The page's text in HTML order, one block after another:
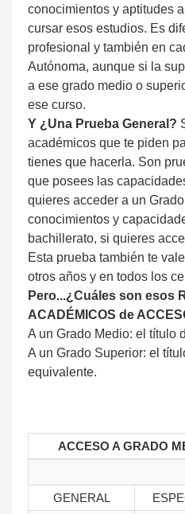
conocimientos y aptitudes
cursar esos estudios. Es
profesional y también en
Autónoma, aunque si la
a ese grado medio o
ese curso.
Y ¿Una Prueba General?
académicos que te piden
tienes que hacerla. Son
que posees las
quieres acceder a un
conocimientos y
bachillerato, si quieres
Esta prueba también te
otros años y en todos los
Pero...¿Cuáles son esos
ACADÉMICOS de
A un Grado Medio: el título
A un Grado Superior: el
equivalente.
ACCESO A GRADO
GENERAL